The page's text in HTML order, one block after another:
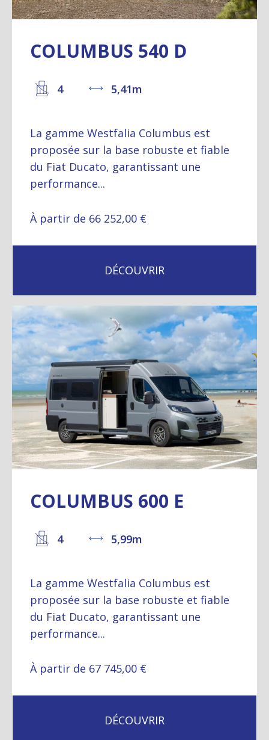
COLUMBUS 540 D
4 5,41m
La gamme Westfalia Columbus est
proposée sur la base robuste et fiable
du Fiat Ducato, garantissant une
performance...
À partir de 66 252,00 €
DÉCOUVRIR
COLUMBUS 600 E
4 5,99m
La gamme Westfalia Columbus est
proposée sur la base robuste et fiable
du Fiat Ducato, garantissant une
performance...
À partir de 67 745,00 €
DÉCOUVRIR